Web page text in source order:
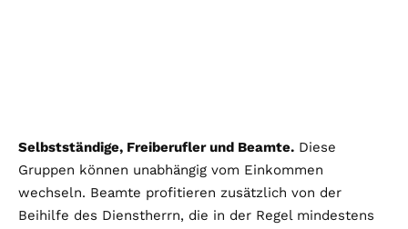
Selbstständige, Freiberufler und Beamte. Diese
Gruppen können unabhängig vom Einkommen
wechseln. Beamte profitieren zusätzlich von der
Beihilfe des Dienstherrn, die in der Regel mindestens